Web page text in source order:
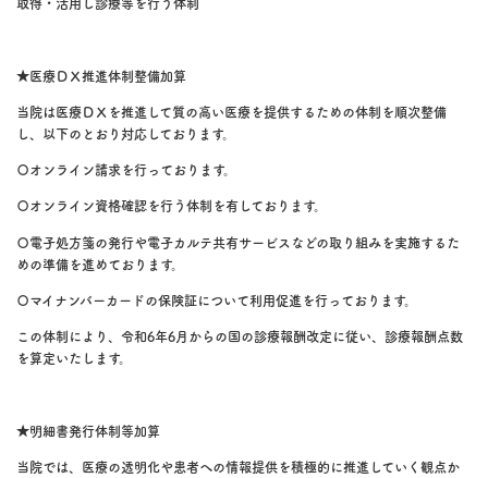
取得・活用し診療等を行う体制
★医療ＤＸ推進体制整備加算
当院は医療ＤＸを推進して質の高い医療を提供するための体制を順次整備
し、以下のとおり対応しております。
〇オンライン請求を行っております。
〇オンライン資格確認を行う体制を有しております。
〇電子処方箋の発行や電子カルテ共有サービスなどの取り組みを実施するた
めの準備を進めております。
〇マイナンバーカードの保険証について利用促進を行っております。
この体制により、令和6年6月からの国の診療報酬改定に従い、診療報酬点数
を算定いたします。
★明細書発行体制等加算
当院では、医療の透明化や患者への情報提供を積極的に推進していく観点か